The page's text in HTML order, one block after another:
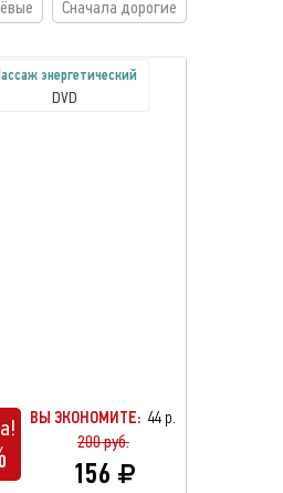
Сначала дорогие
энергетический
DVD
ВЫ ЭКОНОМИТЕ: 44 р.
200 руб.
156